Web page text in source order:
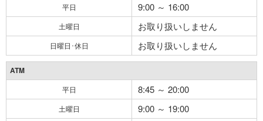
平日 9:00 ～ 16:00
土曜日 お取り扱いしません
日曜日･休日 お取り扱いしません
ATM
平日 8:45 ～ 20:00
土曜日 9:00 ～ 19:00